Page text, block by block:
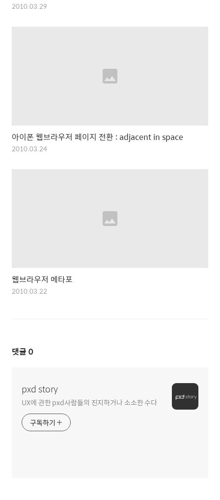
2010.03.29
아이폰 웹브라우저 페이지 전환 : adjacent in space
2010.03.24
웹브라우저 메타포
2010.03.22
댓글 0
pxd story
UX에 관한 pxd사람들의 진지하거나 소소한 수다
구독하기